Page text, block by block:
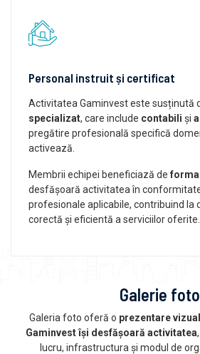
Personal instruit și certificat
Activitatea Gaminvest este susținută
specializat, care include contabili și
pregătire profesională specifică
activează.
Membrii echipei beneficiază de
desfășoară activitatea în
profesionale aplicabile, contribuind la
corectă și eficientă a serviciilor oferite.
Galerie foto
Galeria foto oferă o prezentare
Gaminvest își desfășoară activitatea
lucru, infrastructura și modul de